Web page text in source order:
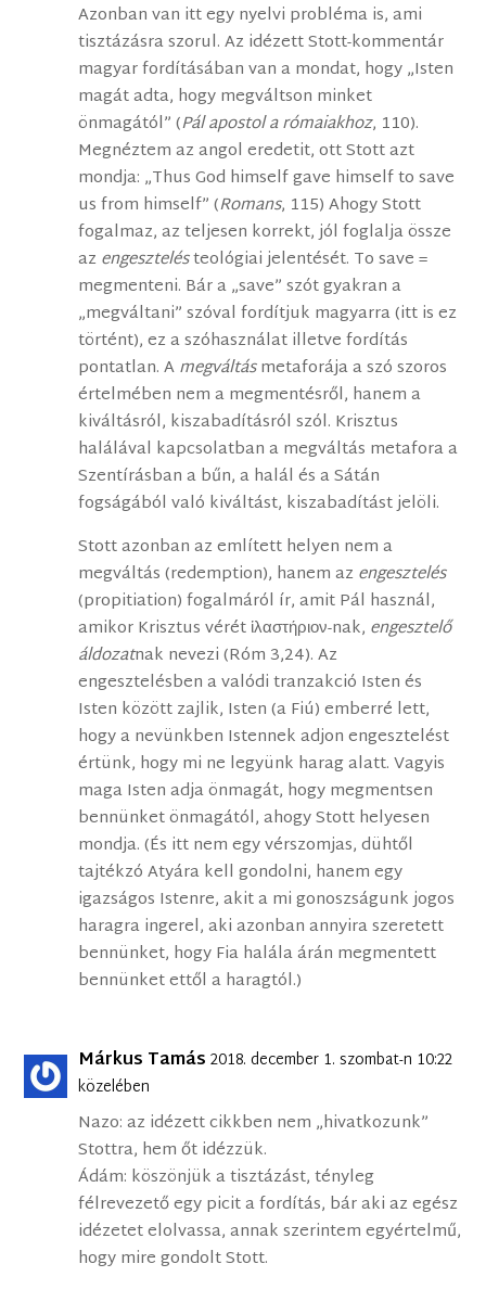
Azonban van itt egy nyelvi probléma is, ami
tisztázásra szorul. Az idézett Stott-kommentár
magyar fordításában van a mondat, hogy „Isten
magát adta, hogy megváltson minket
önmagától” (Pál apostol a rómaiakhoz, 110).
Megnéztem az angol eredetit, ott Stott azt
mondja: „Thus God himself gave himself to save
us from himself” (Romans, 115) Ahogy Stott
fogalmaz, az teljesen korrekt, jól foglalja össze
az engesztelésteológiai jelentését. To save =
megmenteni. Bár a „save” szót gyakran a
„megváltani” szóval fordítjuk magyarra (itt is ez
történt), ez a szóhasználat illetve fordítás
pontatlan. Amegváltásmetaforája a szó szoros
értelmében nem a megmentésről, hanem a
kiváltásról, kiszabadításról szól. Krisztus
halálával kapcsolatban a megváltás metafora a
Szentírásban a bűn, a halál és a Sátán
fogságából való kiváltást, kiszabadítást jelöli.
Stott azonban az említett helyen nem a
megváltás (redemption), hanem az engesztelés
(propitiation) fogalmáról ír, amit Pál használ,
amikor Krisztus vérét ἱλαστήριον-nak, engesztelő
áldozatnak nevezi (Róm 3,24). Az
engesztelésben a valódi tranzakció Isten és
Isten között zajlik, Isten (a Fiú) emberré lett,
hogy a nevünkben Istennek adjon engesztelést
értünk, hogy mi ne legyünk harag alatt. Vagyis
maga Isten adja önmagát, hogy megmentsen
bennünket önmagától, ahogy Stott helyesen
mondja. (És itt nem egy vérszomjas, dühtől
tajtékzó Atyára kell gondolni, hanem egy
igazságos Istenre, akit a mi gonoszságunk jogos
haragra ingerel, aki azonban annyira szeretett
bennünket, hogy Fia halála árán megmentett
bennünket ettől a haragtól.)
Márkus Tamás 2018. december 1. szombat-n 10:22
közelében
Nazo: az idézett cikkben nem „hivatkozunk”
Stottra, hem őt idézzük.
Ádám: köszönjük a tisztázást, tényleg
félrevezető egy picit a fordítás, bár aki az egész
idézetet elolvassa, annak szerintem egyértelmű,
hogy mire gondolt Stott.